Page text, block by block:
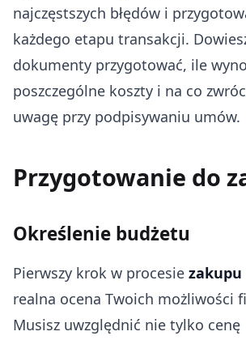
najczęstszych błędów i
każdego etapu transakcji.
dokumenty przygotować, ile
poszczególne koszty i na co
uwagę przy podpisywaniu umów.
Przygotowanie do
Określenie budżetu
Pierwszy krok w procesie zakupu
realna ocena Twoich możliwości
Musisz uwzględnić nie tylko cenę